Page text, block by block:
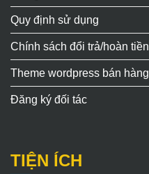
Quy định sử dụng
Chính sách đổi trả/hoàn tiền
Theme wordpress bán hàng
Đăng ký đối tác
TIỆN ÍCH